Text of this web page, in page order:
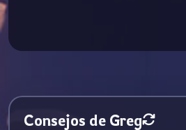
Consejos de Greg